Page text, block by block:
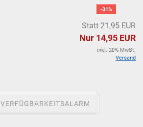
-31%
Statt 21,95 EUR
Nur 14,95 EUR
inkl. 20% MwSt.
Versand
VERFÜGBARKEITSALARM